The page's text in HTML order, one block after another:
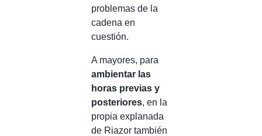
problemas de la
cadena en
cuestión.
A mayores, para
ambientar las
horas previas y
posteriores, en la
propia explanada
de Riazor también